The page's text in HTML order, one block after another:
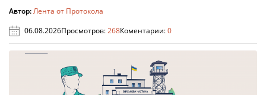
Автор:Лента от Протокола
06.08.2026Просмотров:268Коментарии:0